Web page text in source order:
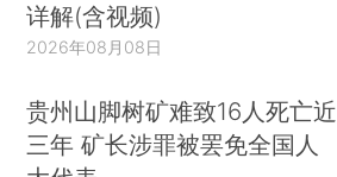
详解(含视频)
2026年08月08日
贵州山脚树矿难致16人死亡近
三年 矿长涉罪被罢免全国人